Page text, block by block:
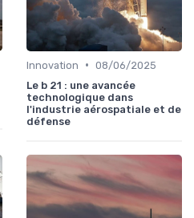
Innovation • 08/06/2025
Le b 21 : une avancée
technologique dans
l'industrie aérospatiale et de
défense